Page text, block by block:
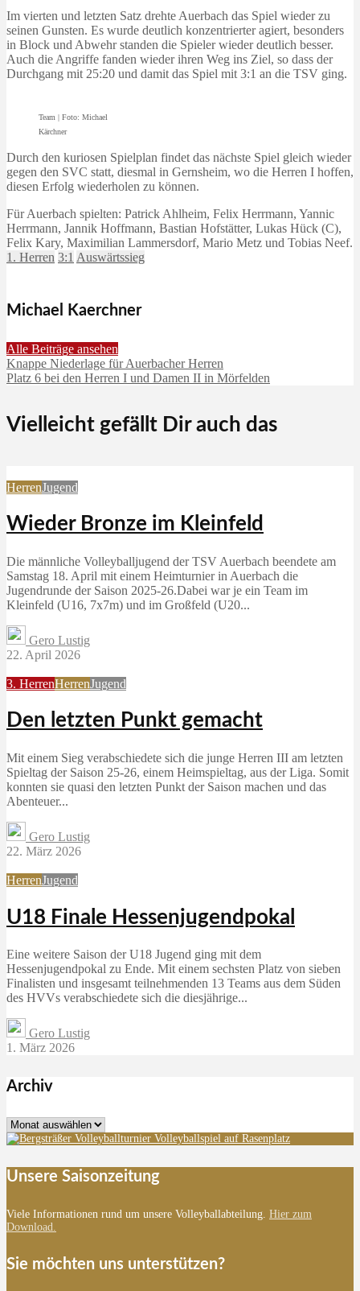
Im vierten und letzten Satz drehte Auerbach das Spiel wieder zu
seinen Gunsten. Es wurde deutlich konzentrierter agiert, besonders
in Block und Abwehr standen die Spieler wieder deutlich besser.
Auch die Angriffe fanden wieder ihren Weg ins Ziel, so dass der
Durchgang mit 25:20 und damit das Spiel mit 3:1 an die TSV ging.
Team | Foto: Michael
Kärchner
Durch den kuriosen Spielplan findet das nächste Spiel gleich wieder
gegen den SVC statt, diesmal in Gernsheim, wo die Herren I hoffen,
diesen Erfolg wiederholen zu können.
Für Auerbach spielten: Patrick Ahlheim, Felix Herrmann, Yannic
Herrmann, Jannik Hoffmann, Bastian Hofstätter, Lukas Hück (C),
Felix Kary, Maximilian Lammersdorf, Mario Metz und Tobias Neef.
1. Herren 3:1 Auswärtssieg
Michael Kaerchner
Alle Beiträge ansehen
Knappe Niederlage für Auerbacher Herren
Platz 6 bei den Herren I und Damen II in Mörfelden
Vielleicht gefällt Dir auch das
HerrenJugend
Wieder Bronze im Kleinfeld
Die männliche Volleyballjugend der TSV Auerbach beendete am
Samstag 18. April mit einem Heimturnier in Auerbach die
Jugendrunde der Saison 2025-26.Dabei war je ein Team im
Kleinfeld (U16, 7x7m) und im Großfeld (U20...
Gero Lustig
22. April 2026
3. HerrenHerrenJugend
Den letzten Punkt gemacht
Mit einem Sieg verabschiedete sich die junge Herren III am letzten
Spieltag der Saison 25-26, einem Heimspieltag, aus der Liga. Somit
konnten sie quasi den letzten Punkt der Saison machen und das
Abenteuer...
Gero Lustig
22. März 2026
HerrenJugend
U18 Finale Hessenjugendpokal
Eine weitere Saison der U18 Jugend ging mit dem
Hessenjugendpokal zu Ende. Mit einem sechsten Platz von sieben
Finalisten und insgesamt teilnehmenden 13 Teams aus dem Süden
des HVVs verabschiedete sich die diesjährige...
Gero Lustig
1. März 2026
Archiv
Archiv
Unsere Saisonzeitung
Viele Informationen rund um unsere Volleyballabteilung. Hier zum
Download.
Sie möchten uns unterstützen?